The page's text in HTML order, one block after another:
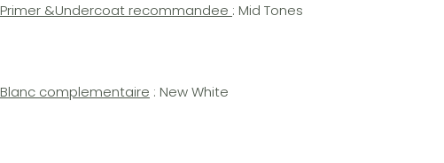
Primer &Undercoat recommandee : Mid Tones
Blanc complementaire : New White